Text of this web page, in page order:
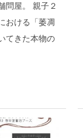
問屋。 親子２
おける「萎凋
てきた本物の